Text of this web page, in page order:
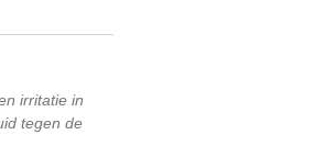
irritatie in
tegen de